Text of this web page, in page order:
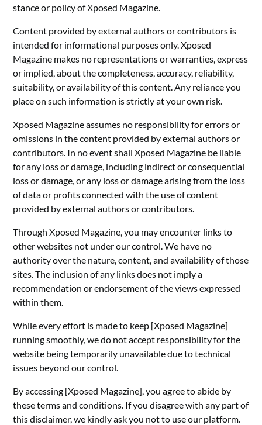
stance or policy of Xposed Magazine.
Content provided by external authors or contributors is
intended for informational purposes only. Xposed
Magazine makes no representations or warranties, express
or implied, about the completeness, accuracy, reliability,
suitability, or availability of this content. Any reliance you
place on such information is strictly at your own risk.
Xposed Magazine assumes no responsibility for errors or
omissions in the content provided by external authors or
contributors. In no event shall Xposed Magazine be liable
for any loss or damage, including indirect or consequential
loss or damage, or any loss or damage arising from the loss
of data or profits connected with the use of content
provided by external authors or contributors.
Through Xposed Magazine, you may encounter links to
other websites not under our control. We have no
authority over the nature, content, and availability of those
sites. The inclusion of any links does not imply a
recommendation or endorsement of the views expressed
within them.
While every effort is made to keep [Xposed Magazine]
running smoothly, we do not accept responsibility for the
website being temporarily unavailable due to technical
issues beyond our control.
By accessing [Xposed Magazine], you agree to abide by
these terms and conditions. If you disagree with any part of
this disclaimer, we kindly ask you not to use our platform.